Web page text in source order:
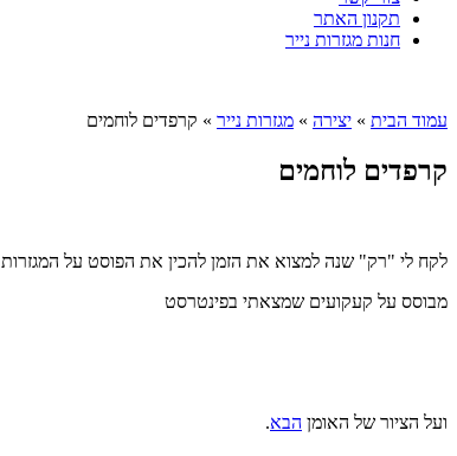
תקנון האתר
חנות מגזרות נייר
עמוד הבית » יצירה » מגזרות נייר » קרפדים לוחמים
קרפדים לוחמים
לקח לי "רק" שנה למצוא את הזמן להכין את הפוסט על
מבוסס על קעקועים שמצאתי בפינטרסט
ועל הציור של האומן הבא.